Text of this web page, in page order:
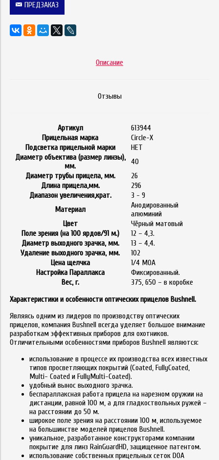
ПРЕДЗАКАЗ
Описание
Отзывы
Артикул
613944
Прицельная марка
Circle-X
Подсветка прицельной марки
НЕТ
Диаметр объектива (размер линзы),
мм.
40
Диаметр трубы прицела, мм.
26
Длина прицела,мм.
296
Диапазон увеличения,крат.
3 - 9
Материал
Анодированный
алюминий
Цвет
Чёрный матовый
Поле зрения (на 100 ярдов/91 м.)
12 – 4,3.
Диаметр выходного зрачка, мм.
13 – 4,4.
Удаление выходного зрачка, мм.
102
Цена щелчка
1/4 MOA
Настройка Параллакса
Фиксированный.
Вес, г.
375, 650 – в коробке
Характеристики и особенности оптических прицелов Bushnell.
Являясь одним из лидеров по производству оптических
прицелов, компания Bushnell всегда уделяет большое внимание
разработкам эффективных приборов для охотников.
Отличительными особенностями приборов Bushnell являются:
использование в процессе их производства всех известных
типов просветляющих покрытий (Coated, FullyCoated,
Multi- Coated и FullyMulti-Coated).
удобный вынос выходного зрачка.
беспараллаксная работа прицела на нарезном оружии на
дистанции, равной 100 м, а для гладкоствольных ружей –
на расстоянии до 50 м.
широкое поле зрения на расстоянии 100 м, используемое
на большинстве моделей прицелов Bushnell.
уникальное, разработанное конструкторами компании
покрытие для линз RainGuardHD, защищенное патентом.
использование собственных прицельных сеток DOA